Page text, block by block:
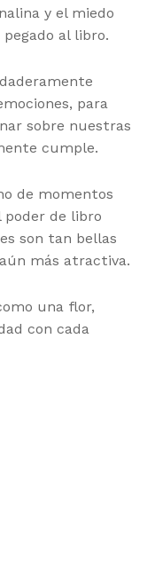
y el miedo
al libro.
para
sobre nuestras
cumple.
de momentos
de libro
son tan bellas
más atractiva.
una flor,
con cada